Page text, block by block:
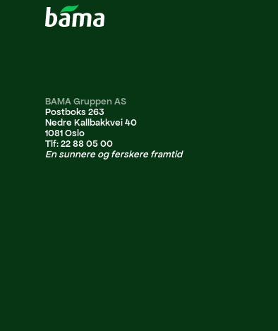
BAMA Gruppen AS
Postboks 263
Nedre Kallbakkvei 40
1081 Oslo
Tlf: 22 88 05 00
En sunnere og ferskere framtid